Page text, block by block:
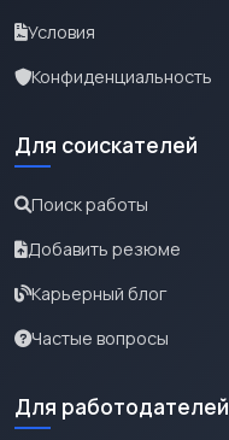
Условия
Конфиденциальность
Для соискателей
Поиск работы
Добавить резюме
Карьерный блог
Частые вопросы
Для работодателей